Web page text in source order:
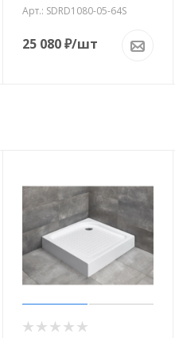
Арт.: SDRD1080-05-64S
25 080₽/шт